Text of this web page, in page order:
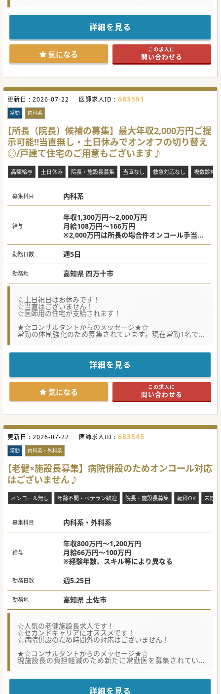
土日祝日は原則お休みで、ワークライフバランスも保てま
お気軽にお問い合わせください♪
詳細を見る
気になる この求人に
問い合わせる
更新日 : 2026-07-22 医師求人ID : 683591
常勤 内科系
【所長（院長）候補の募集】最大年収2,000万円ご提
示可能‼当直無し・土日休みでオンオフの切り替え
◎/戸建て住宅のご用意もございます♪
高額給与 土日休み 院長・施設長募集 当直なし 救急対応なし 複数診制
募集科目 内科系
給与
年収1,300万円～2,000万円
月給108万円～166万円
※2,000万円は所長の場合件オンコール手当を
含む
勤務日数 週5日
勤務地 高知県 四万十市
☆土日祝日はお休みです！
☆当直はございません！
☆医師用の住宅が支給されます！
★☆コンサルタントからのメッセージ★☆
常勤の体制強化のため募集されています。現在常勤1名です
が2名体制が好ましい状況です。
お気軽にお問い合わせください♪
詳細を見る
気になる この求人に
問い合わせる
更新日 : 2026-07-22 医師求人ID : 683545
常勤 内科系・外科系
【老健×施設長募集】病院併設のためオンコール対応
はございません♪
オンコール無し 年齢不問・ベテラン歓迎 院長・施設長募集 転科OK 未経
募集科目 内科系・外科系
給与
年収800万円～1,200万円
月給66万円～100万円
※経験年数、スキル等により異なる
勤務日数 週5.25日
勤務地 高知県 土佐市
☆人気の老健施設長求人です！
☆セカンドキャリアにオススメです！
☆病院併設のため時間外の対応はございません！
★☆コンサルタントからのメッセージ★☆
現施設長の負担軽減のため新たに常勤医を募集されていま
す。
しはございません。
お気軽にお問い合わせください♪
詳細を見る